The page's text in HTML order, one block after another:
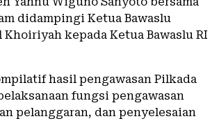
didampingi Ketua Bawaslu
kepada Ketua Bawaslu RI
hasil pengawasan Pilkada
fungsi pengawasan
pelanggaran, dan penyelesaian